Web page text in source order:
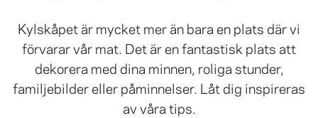
Kylskåpet är mycket mer än bara en plats där vi
förvarar vår mat. Det är en fantastisk plats att
dekorera med dina minnen, roliga stunder,
familjebilder eller påminnelser. Låt dig inspireras
av våra tips.